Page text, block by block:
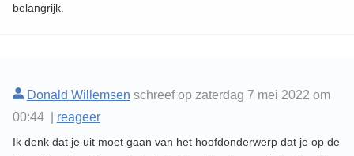
belangrijk.
Donald Willemsen schreef op zaterdag 7 mei 2022 om
00:44 | reageer
Ik denk dat je uit moet gaan van het hoofdonderwerp dat je op de